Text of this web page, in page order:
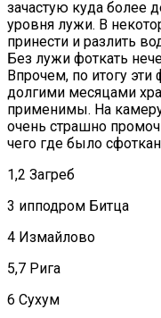
зачастую куда более
уровня лужи. В
принести и разлить
Без лужи фоткать
Впрочем, по итогу
долгими месяцами
применимы. На
очень страшно
чего где было
1,2 Загреб
3 ипподром Битца
4 Измайлово
5,7 Рига
6 Сухум